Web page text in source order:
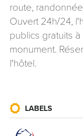
route,
Ouvert 24h/24,
publics gratuits
monument.
l'hôtel.
LABELS